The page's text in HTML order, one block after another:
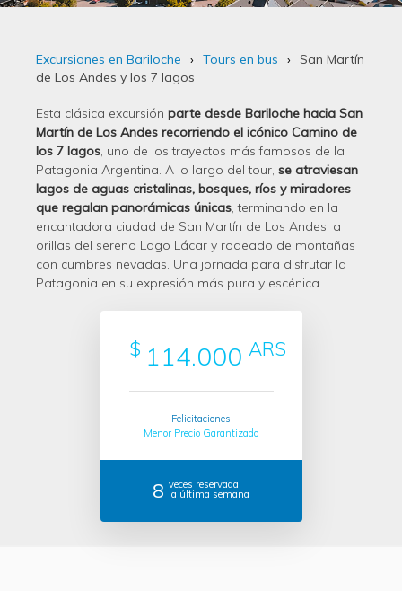
Excursiones en Bariloche Tours en bus
San Martín
de Los Andes y los 7 lagos
Esta clásica excursión parte desde Bariloche hacia San
Martín de Los Andes recorriendo el icónico Camino de
los 7 lagos, uno de los trayectos más famosos de la
Patagonia Argentina. A lo largo del tour, se atraviesan
lagos de aguas cristalinas, bosques, ríos y miradores
que regalan panorámicas únicas, terminando en la
encantadora ciudad de San Martín de Los Andes, a
orillas del sereno Lago Lácar y rodeado de montañas
con cumbres nevadas. Una jornada para disfrutar la
Patagonia en su expresión más pura y escénica.
$ 114.000 ARS
¡Felicitaciones!
Menor Precio Garantizado
8 veces reservada
la última semana